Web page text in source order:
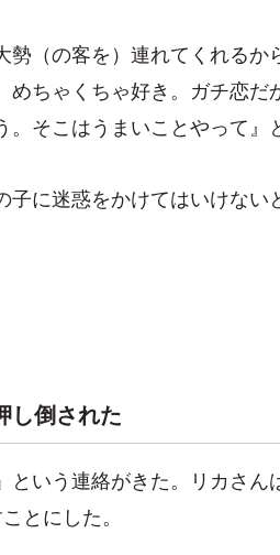
勢（の客を）連れてくれるか
めちゃくちゃ好き。ガチ恋だ
そこはうまいことやって』
に迷惑をかけてはいけない
し倒された
いう連絡がきた。リカさん
とにした。